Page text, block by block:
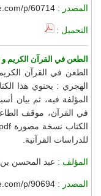
المصدر : p/60714
التحميل :
الطعن في القرآن الكريم
الطعن في القرآن
الهجري : يحتوي هذا
المؤلفة فيه، ثم بيان
في القرآن، موقف
للدراسات القرآنية.
المؤلف : عبد المحسن
المصدر : p/90694